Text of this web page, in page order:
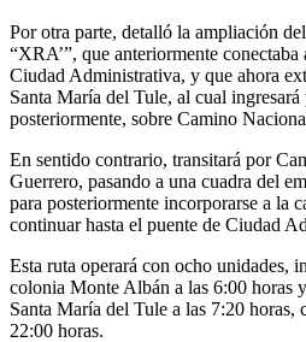
Por otra parte, detalló la ampliación
“XRA’”, que anteriormente
Ciudad Administrativa, y que ahora
Santa María del Tule, al cual
posteriormente, sobre Camino
En sentido contrario, transitará por
Guerrero, pasando a una cuadra del
para posteriormente incorporarse a la
continuar hasta el puente de Ciudad
Esta ruta operará con ocho unidades,
colonia Monte Albán a las 6:00 horas
Santa María del Tule a las 7:20 horas,
22:00 horas.